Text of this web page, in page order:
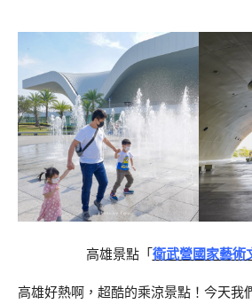
高雄景點「衛武營國家藝術
高雄好熱啊，超酷的乘涼景點！今天我